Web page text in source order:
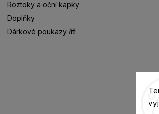
Roztoky a oční kapky
Doplňky
Dárkové poukazy 🎁